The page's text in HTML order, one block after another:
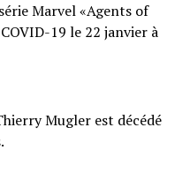
Marvel «Agents of
19 le 22 janvier à
Mugler est décédé